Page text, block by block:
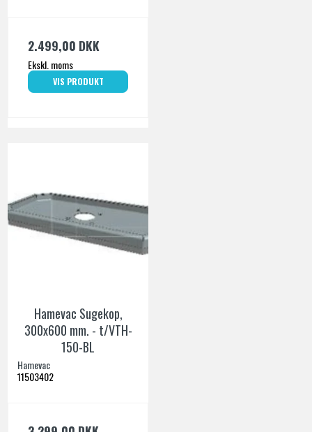
2.499,00 DKK
Ekskl. moms
VIS PRODUKT
Hamevac Sugekop,
300x600 mm. - t/VTH-
150-BL
Hamevac
11503402